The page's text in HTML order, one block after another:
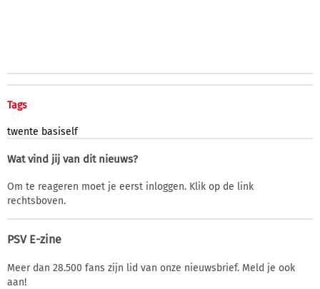
Tags
twente basiself
Wat vind jij van dit nieuws?
Om te reageren moet je eerst inloggen. Klik op de link
rechtsboven.
PSV E-zine
Meer dan 28.500 fans zijn lid van onze nieuwsbrief. Meld je ook
aan!